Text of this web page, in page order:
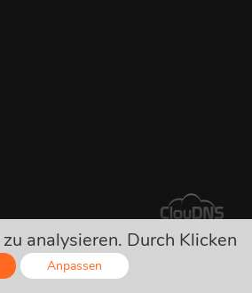
analysieren. Durch Klicken
Anpassen